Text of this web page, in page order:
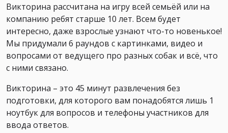
Викторина рассчитана на игру всей семьёй или на
компанию ребят старше 10 лет. Всем будет
интересно, даже взрослые узнают что-то новенькое!
Мы придумали 6 раундов с картинками, видео и
вопросами от ведущего про разных собак и всё, что
с ними связано.
Викторина – это 45 минут развлечения без
подготовки, для которого вам понадобятся лишь 1
ноутбук для вопросов и телефоны участников для
ввода ответов.